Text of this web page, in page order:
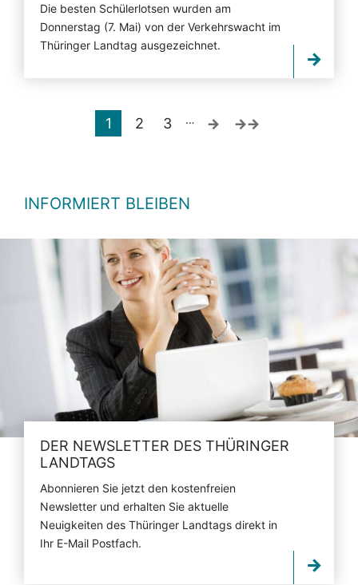
Die besten Schülerlotsen wurden am
Donnerstag (7. Mai) von der Verkehrswacht im
Thüringer Landtag ausgezeichnet.
1 2 3 …
INFORMIERT BLEIBEN
DER NEWSLETTER DES THÜRINGER
LANDTAGS
Abonnieren Sie jetzt den kostenfreien
Newsletter und erhalten Sie aktuelle
Neuigkeiten des Thüringer Landtags direkt in
Ihr E-Mail Postfach.